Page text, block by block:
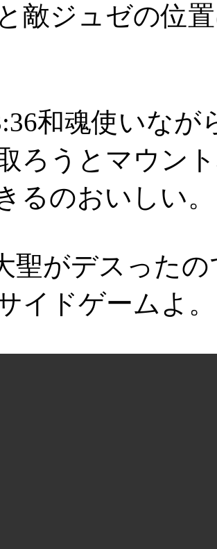
敵ジュゼの位
和魂使いな
ろうとマウン
るのおいしい。
聖がデスった
イドゲームよ。